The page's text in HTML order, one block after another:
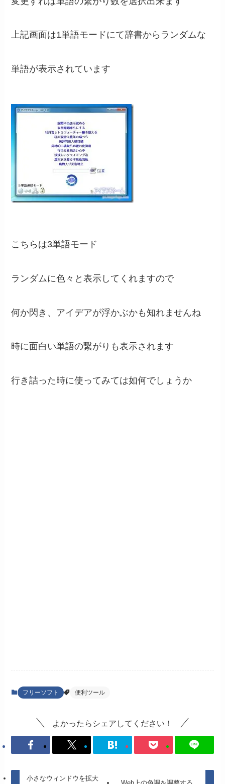
上記画面は1単語モードにて辞書からランダムな
単語が表示されています
こちらは3単語モード
ランダムに色々と表示してくれますので
何か閃き、アイデアが浮かぶかも知れませんね
時に面白い単語の繋がりも表示されます
行き詰った時に使ってみては如何でしょうか
フリーソフト 便利ツール
よかったらシェアしてください！
小さなウィンドウを拡大